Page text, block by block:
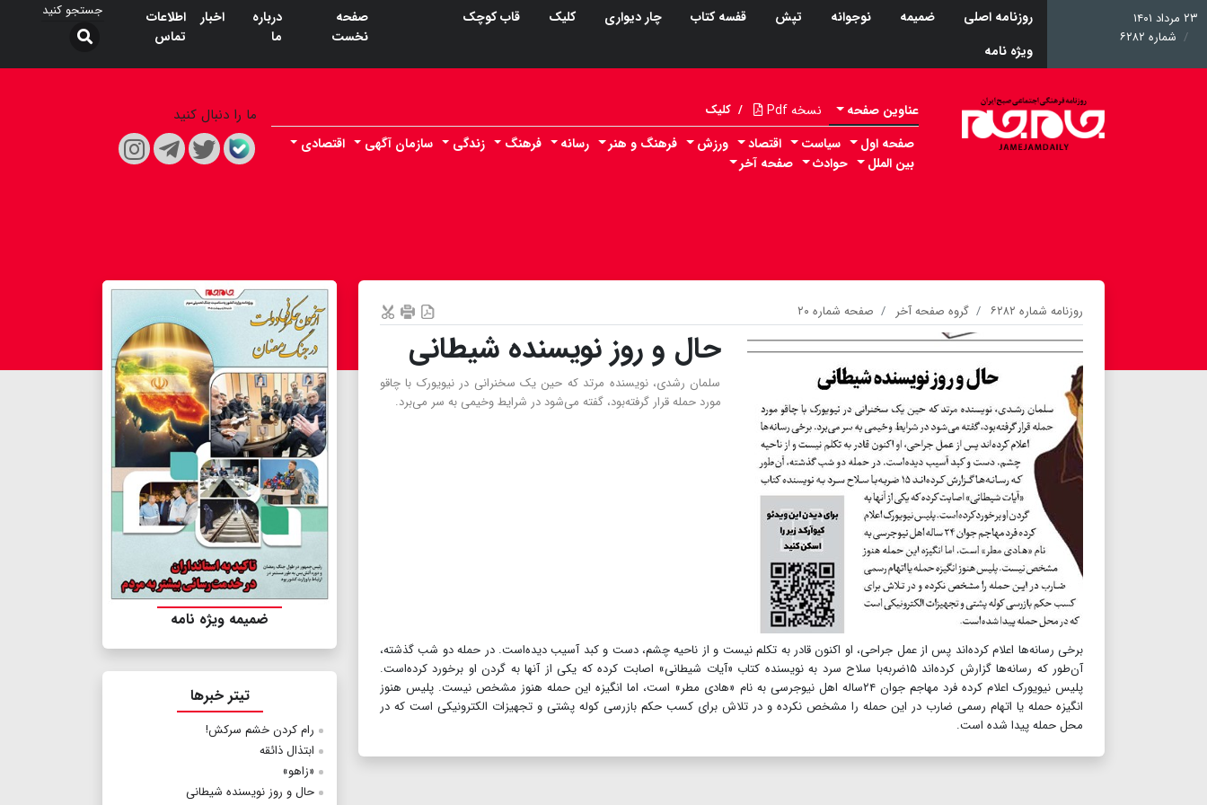
۲۳ مرداد ۱۴۰۱
شماره ۶۲۸۲
روزنامه اصلی ضمیمه نوجوانه تپش قفسه کتاب چار دیواری کلیک
قاب کوچک
ویژه نامه
صفحه
نخست
درباره
ما
اخبار
اطلاعات
تماس
عناوین صفحه نسخه Pdf / کلیک
صفحه اول سیاست اقتصاد ورزش فرهنگ و هنر رسانه فرهنگ زندگی سازمان آگهی
اقتصادی
بین الملل
حوادث صفحه آخر
ما را دنبال کنید
روزنامه شماره ۶۲۸۲ گروه صفحه آخر صفحه شماره ۲۰
حال و روز نویسنده شیطانی
سلمان رشدی، نویسنده مرتد که حین یک سخنرانی در نیویورک با چاقو
مورد حمله قرار گرفته‌بود، گفته می‌شود در شرایط وخیمی به سر می‌برد.
برخی رسانه‌ها اعلام کرده‌اند پس از عمل جراحی، او اکنون قادر به تکلم نیست و از ناحیه چشم، دست و کبد آسیب دیده‌است. در حمله دو شب گذشته،
آن‌طور که رسانه‌ها گزارش کرده‌اند ۱۵ضربه‌با سلاح سرد به نویسنده کتاب «آیات شیطانی» اصابت کرده که یکی از آنها به گردن او برخورد کرده‌است.
پلیس نیویورک اعلام کرده فرد مهاجم جوان ۲۴ساله اهل نیوجرسی به نام «هادی مطر» است، اما انگیزه این حمله هنوز مشخص نیست. پلیس هنوز
انگیزه حمله یا اتهام رسمی ضارب در این حمله را مشخص نکرده و در تلاش برای کسب حکم بازرسی کوله پشتی و تجهیزات الکترونیکی است که در
محل حمله پیدا شده‌ است.
ضمیمه ویژه نامه
تیتر خبرها
رام کردن خشم سرکش!
ابتذال ذائقه
«زاهو»
حال و روز نویسنده شیطانی